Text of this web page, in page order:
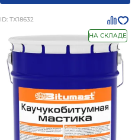
ID: ТХ18632
НА СКЛАДЕ